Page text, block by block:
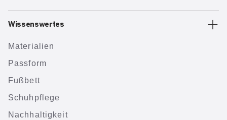
Wissenswertes
Materialien
Passform
Fußbett
Schuhpflege
Nachhaltigkeit